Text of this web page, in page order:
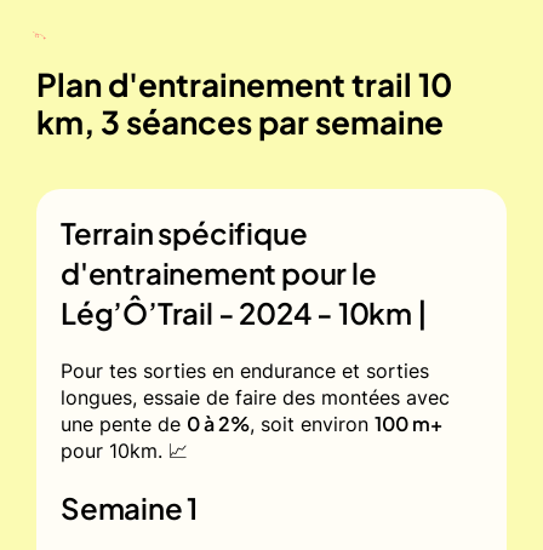
Plan d'entrainement trail 10
km, 3 séances par semaine
Terrain spécifique
d'entrainement pour le
Lég’Ô’Trail - 2024 - 10km |
Pour tes sorties en endurance et sorties
longues, essaie de faire des montées avec
une pente de 0 à 2%, soit environ 100 m+
pour 10km. 📈
Semaine 1